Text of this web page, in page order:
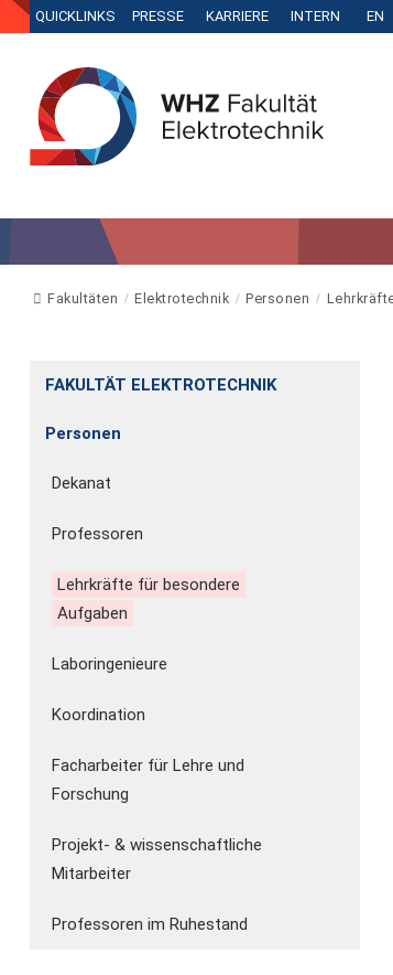
QUICKLINKS PRESSE KARRIERE INTERN EN
Fakultäten Elektrotechnik Personen
FAKULTÄT ELEKTROTECHNIK
Personen
Dekanat
Professoren
Lehrkräfte für besondere
Aufgaben
Laboringenieure
Koordination
Facharbeiter für Lehre und
Forschung
Projekt- & wissenschaftliche
Mitarbeiter
Professoren im Ruhestand